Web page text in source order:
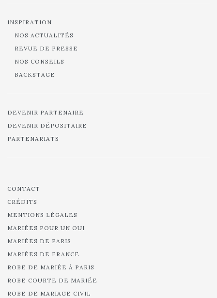
INSPIRATION
NOS ACTUALITÉS
REVUE DE PRESSE
NOS CONSEILS
BACKSTAGE
DEVENIR PARTENAIRE
DEVENIR DÉPOSITAIRE
PARTENARIATS
CONTACT
CRÉDITS
MENTIONS LÉGALES
MARIÉES POUR UN OUI
MARIÉES DE PARIS
MARIÉES DE FRANCE
ROBE DE MARIÉE À PARIS
ROBE COURTE DE MARIÉE
ROBE DE MARIAGE CIVIL